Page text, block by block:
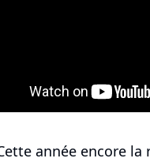
année encore la